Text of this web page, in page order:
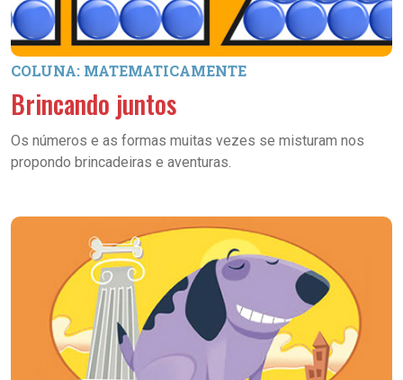
COLUNA: MATEMATICAMENTE
Brincando juntos
Os números e as formas muitas vezes se misturam nos
propondo brincadeiras e aventuras.